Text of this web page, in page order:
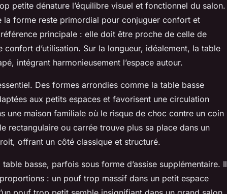
petite dénature l’équilibre visuel et fonctionnel du salon.
la forme reste primordial pour conjuguer confort et
principale : elle doit être proche de celle de
confort d’utilisation. Sur la longueur, idéalement, la table
intégrant harmonieusement l’espace autour.
Des formes arrondies comme la table basse
aux petits espaces et favorisent une circulation
une maison familiale où le risque de choc contre un coin
rectangulaire ou carrée trouve plus sa place dans un
offrant un côté classique et structuré.
basse, parfois sous forme d’assise supplémentaire. Il
: un pouf trop massif dans un petit espace